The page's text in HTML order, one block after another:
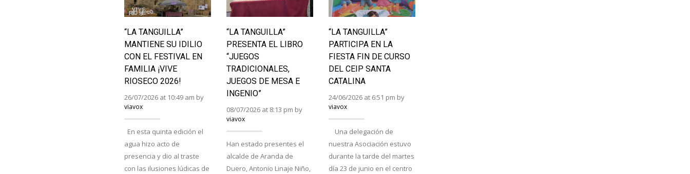
“LA TANGUILLA”
MANTIENE SU IDILIO
CON EL FESTIVAL EN
FAMILIA ¡VIVE
RIOSECO 2026!
26/07/2026 at 10:49 am by
viavox
En esta quinta edición el
agua hizo acto de
presencia y dio al traste
con las ilusiones lúdicas de
“LA TANGUILLA”
PRESENTA EL LIBRO
“JUEGOS
TRADICIONALES,
JUEGOS DE MESA E
INGENIO”
08/07/2026 at 8:13 pm by
viavox
Han estado presentes el
alcalde de Aranda de
Duero, Antonio Linaje Niño,
“LA TANGUILLA”
PARTICIPA EN LA
FIESTA FIN DE CURSO
DEL CEIP SANTA
CATALINA
24/06/2026 at 6:51 pm by
viavox
Una delegación de
nuestra Asociación estuvo
durante la tarde del martes
día 23 de junio en el centro